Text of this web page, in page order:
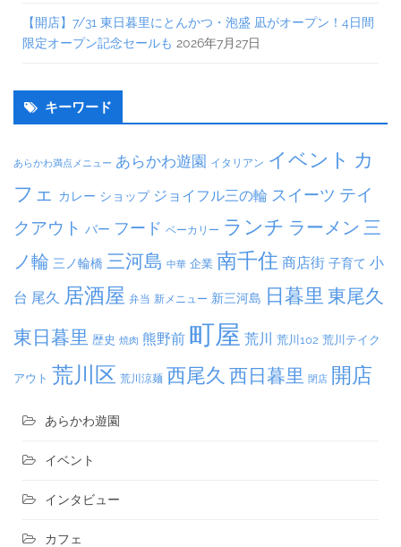
【開店】7/31 東日暮里にとんかつ・泡盛 凪がオープン！4日間
限定オープン記念セールも 2026年7月27日
キーワード
あらかわ満点メニュー あらかわ遊園 イタリアン イベント カ
フェ カレー ショップ ジョイフル三の輪 スイーツ テイ
クアウト バー フード ベーカリー ランチ ラーメン 三
ノ輪 三ノ輪橋 三河島 中華 企業 南千住 商店街 子育て 小
台 尾久 居酒屋 弁当 新メニュー 新三河島 日暮里 東尾久
東日暮里 歴史 焼肉 熊野前 町屋 荒川 荒川102 荒川テイク
アウト 荒川区 荒川涼麺 西尾久 西日暮里 閉店 開店
あらかわ遊園
イベント
インタビュー
カフェ